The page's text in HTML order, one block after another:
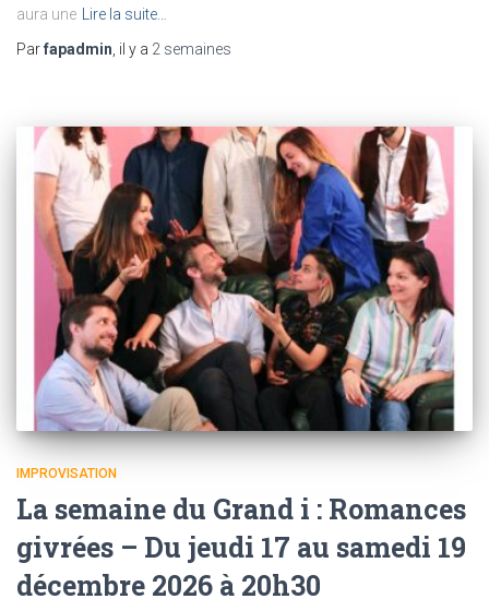
aura une
Lire la suite…
Parfapadmin , il y a 2 semaines
IMPROVISATION
La semaine du Grand i : Romances
givrées – Du jeudi 17 au samedi 19
décembre 2026 à 20h30